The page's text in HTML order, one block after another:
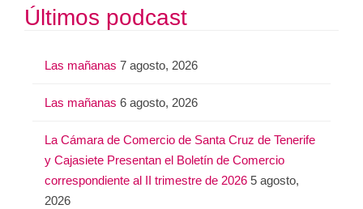
sÚltimos podcast
Las mañanas 7 agosto, 2026
Las mañanas 6 agosto, 2026
La Cámara de Comercio de Santa Cruz de Tenerife
y Cajasiete Presentan el Boletín de Comercio
correspondiente al II trimestre de 2026 5 agosto,
2026